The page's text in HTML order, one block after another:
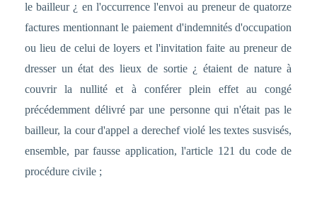
le bailleur ¿ en l'occurrence l'envoi au preneur de quatorze
factures mentionnant le paiement d'indemnités d'occupation
ou lieu de celui de loyers et l'invitation faite au preneur de
dresser un état des lieux de sortie ¿ étaient de nature à
couvrir la nullité et à conférer plein effet au congé
précédemment délivré par une personne qui n'était pas le
bailleur, la cour d'appel a derechef violé les textes susvisés,
ensemble, par fausse application, l'article 121 du code de
procédure civile ;